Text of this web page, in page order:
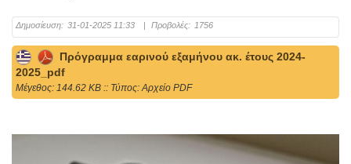
Δημοσίευση: 31-01-2025 11:33 | Προβολές: 1756
Πρόγραμμα εαρινού εξαμήνου ακ. έτους 2024-
2025_pdf
Mέγεθος: 144.62 KB :: Τύπος: Αρχείο PDF